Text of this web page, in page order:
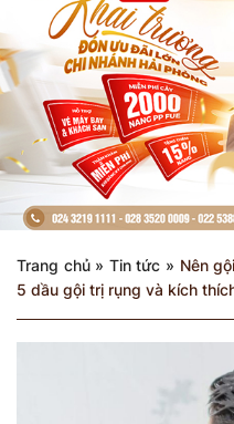
Trang chủ» Tin tức » Nên
5 dầu gội trị rụng và kích